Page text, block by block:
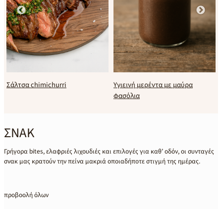
Σάλτσα chimichurri
Υγιεινή μερέντα με μαύρα
φασόλια
ΣΝΑΚ
Γρήγορα bites, ελαφριές λιχουδιές και επιλογές για καθ’ οδόν, οι συνταγές
σνακ μας κρατούν την πείνα μακριά οποιαδήποτε στιγμή της ημέρας.
προβοολή όλων